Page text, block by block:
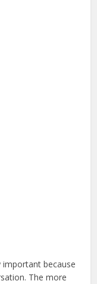
important because
The more